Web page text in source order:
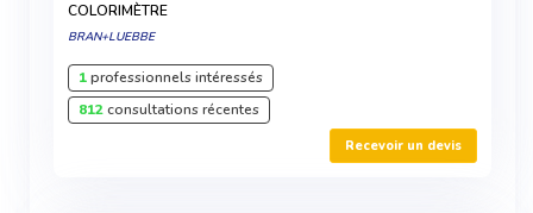
COLORIMÈTRE
BRAN+LUEBBE
1professionnels intéressés
812consultations récentes
Recevoir un devis